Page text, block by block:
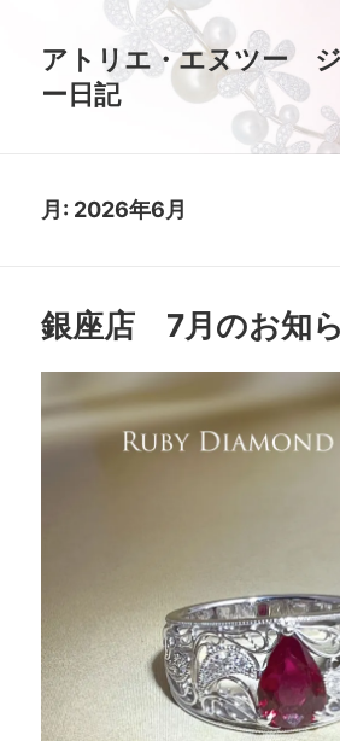
アトリエ・エヌツー
ー日記
月: 2026年6月
銀座店 7月のお知